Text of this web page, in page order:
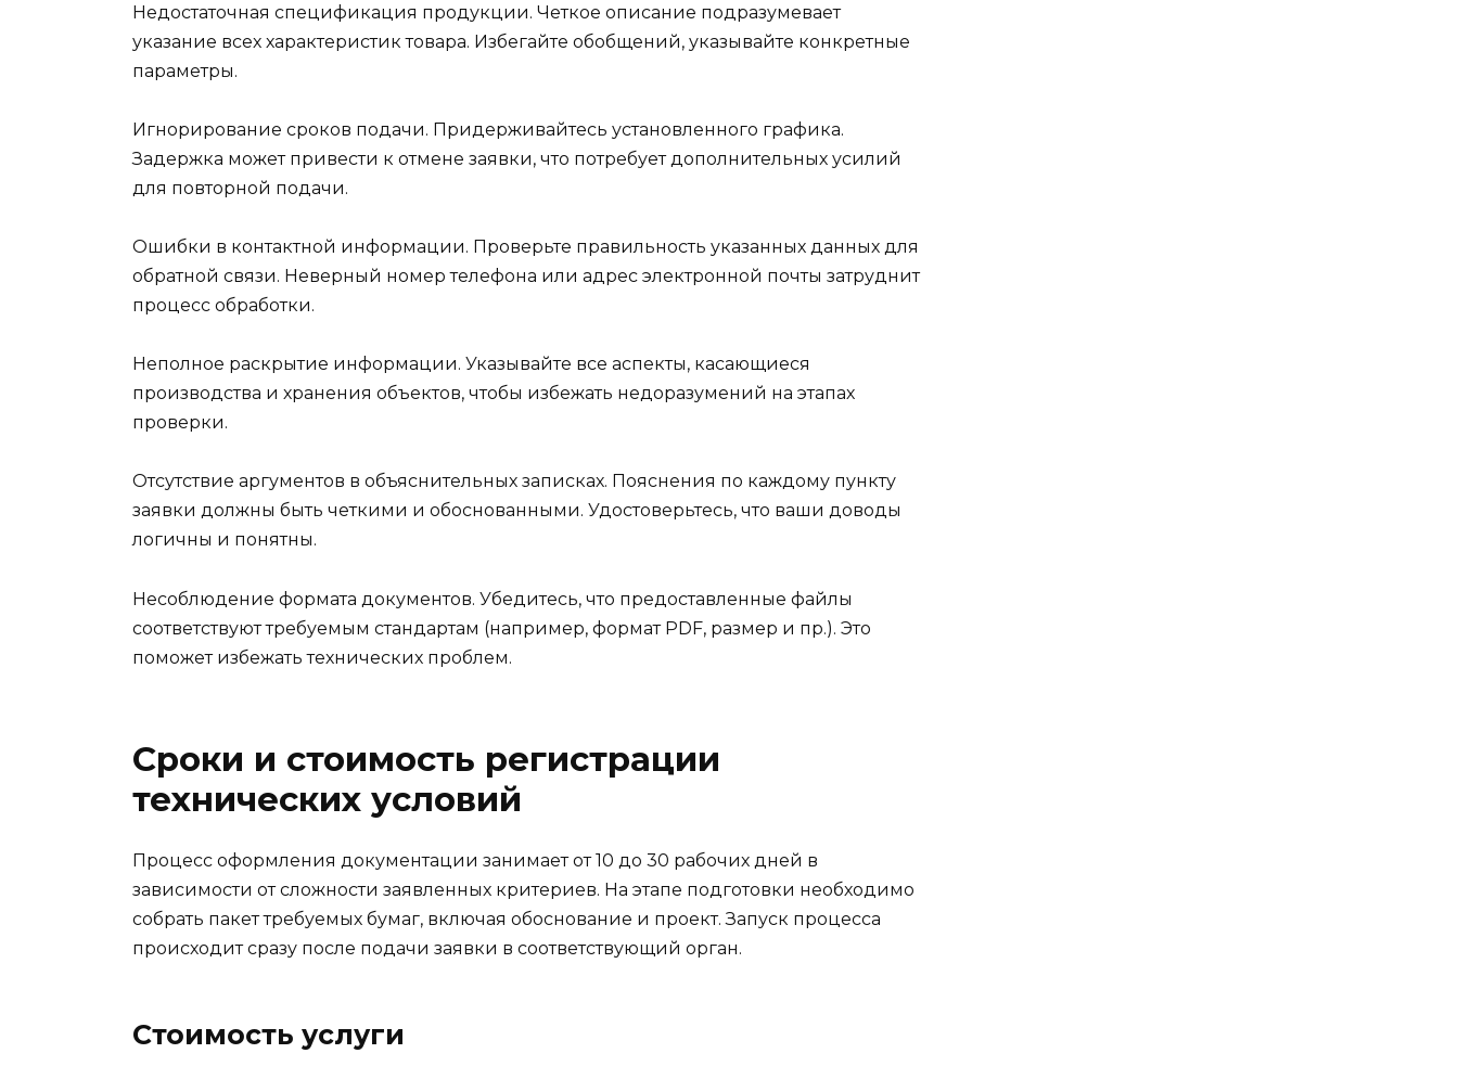
Недостаточная спецификация продукции. Четкое описание подразумевает
указание всех характеристик товара. Избегайте обобщений, указывайте конкретные
параметры.
Игнорирование сроков подачи. Придерживайтесь установленного графика.
Задержка может привести к отмене заявки, что потребует дополнительных усилий
для повторной подачи.
Ошибки в контактной информации. Проверьте правильность указанных данных для
обратной связи. Неверный номер телефона или адрес электронной почты затруднит
процесс обработки.
Неполное раскрытие информации. Указывайте все аспекты, касающиеся
производства и хранения объектов, чтобы избежать недоразумений на этапах
проверки.
Отсутствие аргументов в объяснительных записках. Пояснения по каждому пункту
заявки должны быть четкими и обоснованными. Удостоверьтесь, что ваши доводы
логичны и понятны.
Несоблюдение формата документов. Убедитесь, что предоставленные файлы
соответствуют требуемым стандартам (например, формат PDF, размер и пр.). Это
поможет избежать технических проблем.
Сроки и стоимость регистрации
технических условий
Процесс оформления документации занимает от 10 до 30 рабочих дней в
зависимости от сложности заявленных критериев. На этапе подготовки необходимо
собрать пакет требуемых бумаг, включая обоснование и проект. Запуск процесса
происходит сразу после подачи заявки в соответствующий орган.
Стоимость услуги